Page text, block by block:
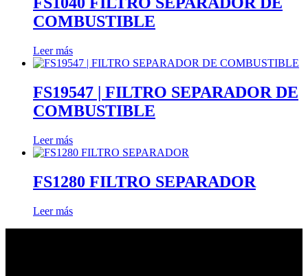
COMBUSTIBLE
Leer más
FS19547 | FILTRO SEPARADOR DE
COMBUSTIBLE
Leer más
FS1280 FILTRO SEPARADOR
Leer más